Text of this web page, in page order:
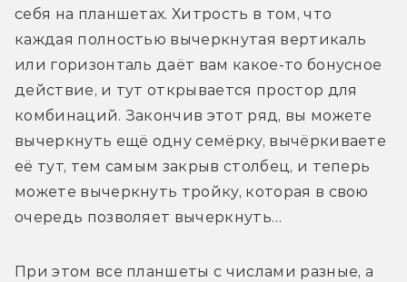
себя на планшетах. Хитрость в том, что
каждая полностью вычеркнутая вертикаль
или горизонталь даёт вам какое-то бонусное
действие, и тут открывается простор для
комбинаций. Закончив этот ряд, вы можете
вычеркнуть ещё одну семёрку, вычёркиваете
её тут, тем самым закрыв столбец, и теперь
можете вычеркнуть тройку, которая в свою
очередь позволяет вычеркнуть…
При этом все планшеты с числами разные, а